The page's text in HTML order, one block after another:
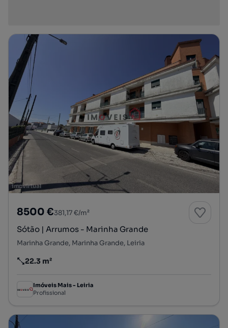
8500 €381,17 €/m²
Sótão | Arrumos - Marinha Grande
Marinha Grande, Marinha Grande, Leiria
Preço por metro quadrado
22.3 m²
Imóveis Mais - Leiria
Profissional